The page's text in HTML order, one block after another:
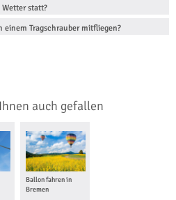
Wetter statt?
einem Tragschrauber mitfliegen?
auch gefallen
Ballon fahren in
Bremen